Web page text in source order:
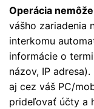
Operácia
vášho zariadenia
interkomu
informácie o
názov, IP
aj cez váš PC/
prideľovať účty a